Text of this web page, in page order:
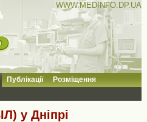
WWW.MEDINFO.DP.UA
Публікації Розміщення
у Дніпрі